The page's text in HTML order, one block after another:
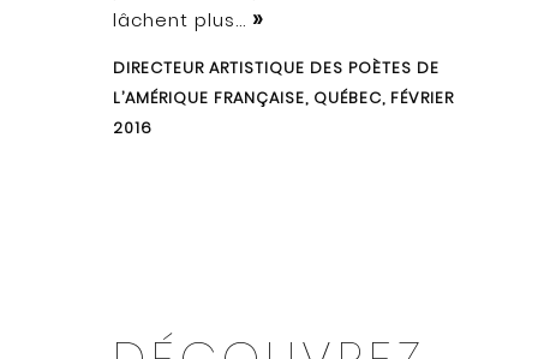
lâchent plus… »
DIRECTEUR ARTISTIQUE DES POÈTES DE
L’AMÉRIQUE FRANÇAISE, QUÉBEC, FÉVRIER
2016